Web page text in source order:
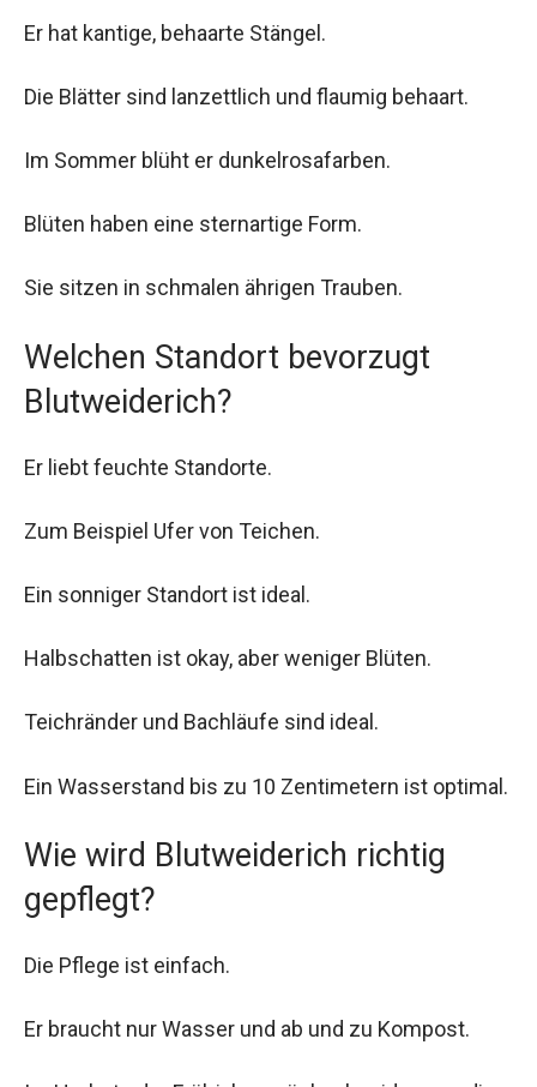
Er hat kantige, behaarte Stängel.
Die Blätter sind lanzettlich und flaumig behaart.
Im Sommer blüht er dunkelrosafarben.
Blüten haben eine sternartige Form.
Sie sitzen in schmalen ährigen Trauben.
Welchen Standort bevorzugt
Blutweiderich?
Er liebt feuchte Standorte.
Zum Beispiel Ufer von Teichen.
Ein sonniger Standort ist ideal.
Halbschatten ist okay, aber weniger Blüten.
Teichränder und Bachläufe sind ideal.
Ein Wasserstand bis zu 10 Zentimetern ist optimal.
Wie wird Blutweiderich richtig
gepflegt?
Die Pflege ist einfach.
Er braucht nur Wasser und ab und zu Kompost.